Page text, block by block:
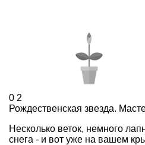
0 2
Рождественская звезда.
Несколько веток, немного
снега - и вот уже на вашем